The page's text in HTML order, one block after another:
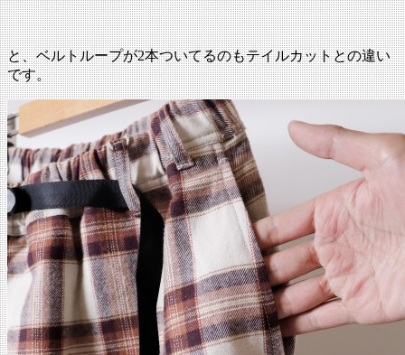
と、ベルトループが2本ついてるのもテイルカットとの違い
です。